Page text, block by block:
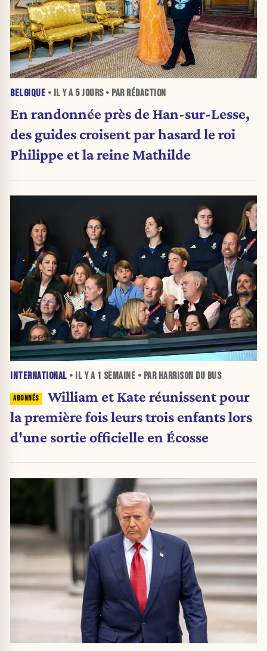
BELGIQUE • IL Y A 5 JOURS• PAR RÉDACTION
En randonnée près de Han-sur-Lesse,
des guides croisent par hasard le roi
Philippe et la reine Mathilde
INTERNATIONAL • IL Y A 1 SEMAINE • PAR HARRISON DU BUS
William et Kate réunissent pour
la première fois leurs trois enfants lors
d'une sortie officielle en Écosse